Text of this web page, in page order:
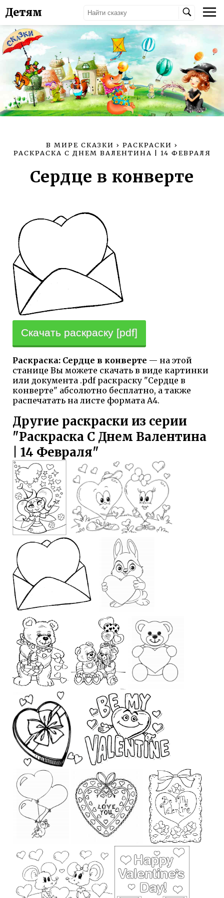
Детям
В МИРЕ СКАЗКИ › РАСКРАСКИ ›
РАСКРАСКА С ДНЕМ ВАЛЕНТИНА | 14 ФЕВРАЛЯ
Сердце в конверте
Скачать раскраску [pdf]
Раскраска: Сердце в конверте — на этой
станице Вы можете скачать в виде картинки
или документа .pdf раскраску "Сердце в
конверте" абсолютно бесплатно, а также
распечатать на листе формата А4.
Другие раскраски из серии
"Раскраска С Днем Валентина
| 14 Февраля"